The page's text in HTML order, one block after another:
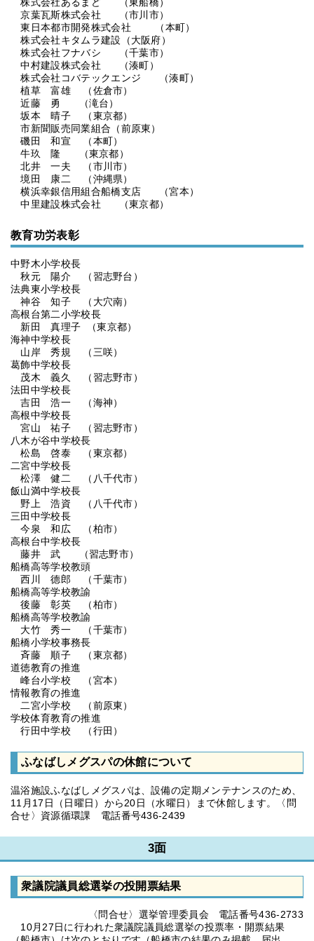
京葉瓦斯株式会社 （市川市）
東日本都市開発株式会社 （本町）
株式会社キタムラ建設（大阪府）
株式会社フナバシ （千葉市）
中村建設株式会社 （湊町）
株式会社コバテックエンジ （湊町）
植草 富雄 （佐倉市）
近藤 勇 （滝台）
坂本 晴子 （東京都）
市新聞販売同業組合（前原東）
磯田 和宣 （本町）
牛玖 隆 （東京都）
北井 一夫 （市川市）
境田 康二 （沖縄県）
横浜幸銀信用組合船橋支店 （宮本）
中里建設株式会社 （東京都）
教育功労表彰
中野木小学校長
秋元 陽介 （習志野台）
法典東小学校長
神谷 知子 （大穴南）
高根台第二小学校長
新田 真理子 （東京都）
海神中学校長
山岸 秀規 （三咲）
葛飾中学校長
茂木 義久 （習志野市）
法田中学校長
吉田 浩一 （海神）
高根中学校長
宮山 祐子 （習志野市）
八木が谷中学校長
松島 啓泰 （東京都）
二宮中学校長
松澤 健二 （八千代市）
飯山満中学校長
野上 浩資 （八千代市）
三田中学校長
今泉 和広 （柏市）
高根台中学校長
藤井 武 （習志野市）
船橋高等学校教頭
西川 德郎 （千葉市）
船橋高等学校教諭
後藤 彰英 （柏市）
船橋高等学校教諭
大竹 秀一 （千葉市）
船橋小学校事務長
斉藤 順子 （東京都）
道徳教育の推進
峰台小学校 （宮本）
情報教育の推進
二宮小学校 （前原東）
学校体育教育の推進
行田中学校 （行田）
ふなばしメグスパの休館について
温浴施設ふなばしメグスパは、設備の定期メンテナンスのため、
11月17日（日曜日）から20日（水曜日）まで休館します。〈問
合せ〉資源循環課 電話番号436-2439
3面
衆議院議員総選挙の投開票結果
〈問合せ〉選挙管理委員会 電話番号436-2733
10月27日に行われた衆議院議員総選挙の投票率・開票結果